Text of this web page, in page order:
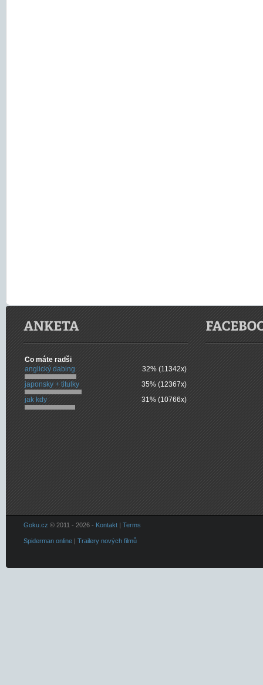
Co máte radši
anglický dabing
32% (11342x)
japonsky + titulky
35% (12367x)
jak kdy
31% (10766x)
Goku.cz © 2011 - 2026 - Kontakt | Terms
Spiderman online | Trailery nových filmů